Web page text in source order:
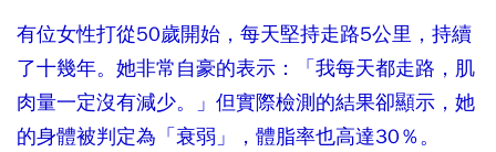
有位女性打從50歲開始，每天堅持走路5公里，持續
了十幾年。她非常自豪的表示：「我每天都走路，肌
肉量一定沒有減少。」但實際檢測的結果卻顯示，她
的身體被判定為「衰弱」，體脂率也高達30％。